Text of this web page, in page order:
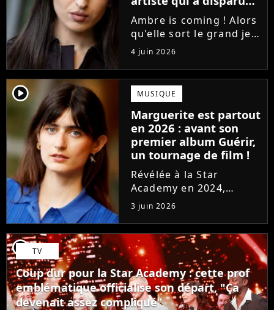
des radars, "c'est un
génie"
Ambre is coming ! Alors
qu'elle sort le grand jeu
cette semaine en
publiant son premier
single J'me demande, la
gagnante de la Star
Academy affiche
clairement ses
ambitions. Son rêve...
4 juin 2026
player2 MUSIQUE
Marguerite est partout
en 2026 : avant son
premier album Guérir,
un tournage de film !
Révélée à la Star
Academy en 2024,
Marguerite officialise
l'arrivée pour l'automne
de son premier album
Guérir. En parallèle, la
chanteuse et
comédienne rejoindra
Laura Felpin, Harpo...
3 juin 2026
player2 TV
Coup dur pour la Star Academy : cette prof
emblématique officialise son départ, "Ça
devenait assez compliqué"